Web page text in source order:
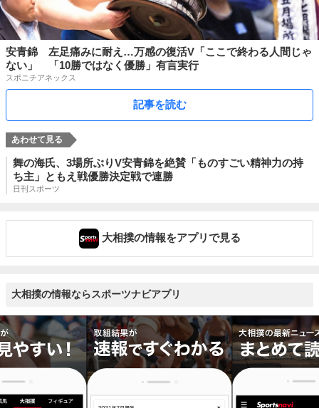
安青錦 左足痛みに耐え…万感の復活V「ここで終わる人間じゃ
ない」 「10勝ではなく優勝」有言実行
スポニチアネックス
記事を読む
舞の海氏、3場所ぶりV安青錦を絶賛「ものすごい精神力の持
ち主」ともえ戦優勝決定戦で連勝
日刊スポーツ
大相撲の情報をアプリで見る
大相撲の情報ならスポーツナビアプリ